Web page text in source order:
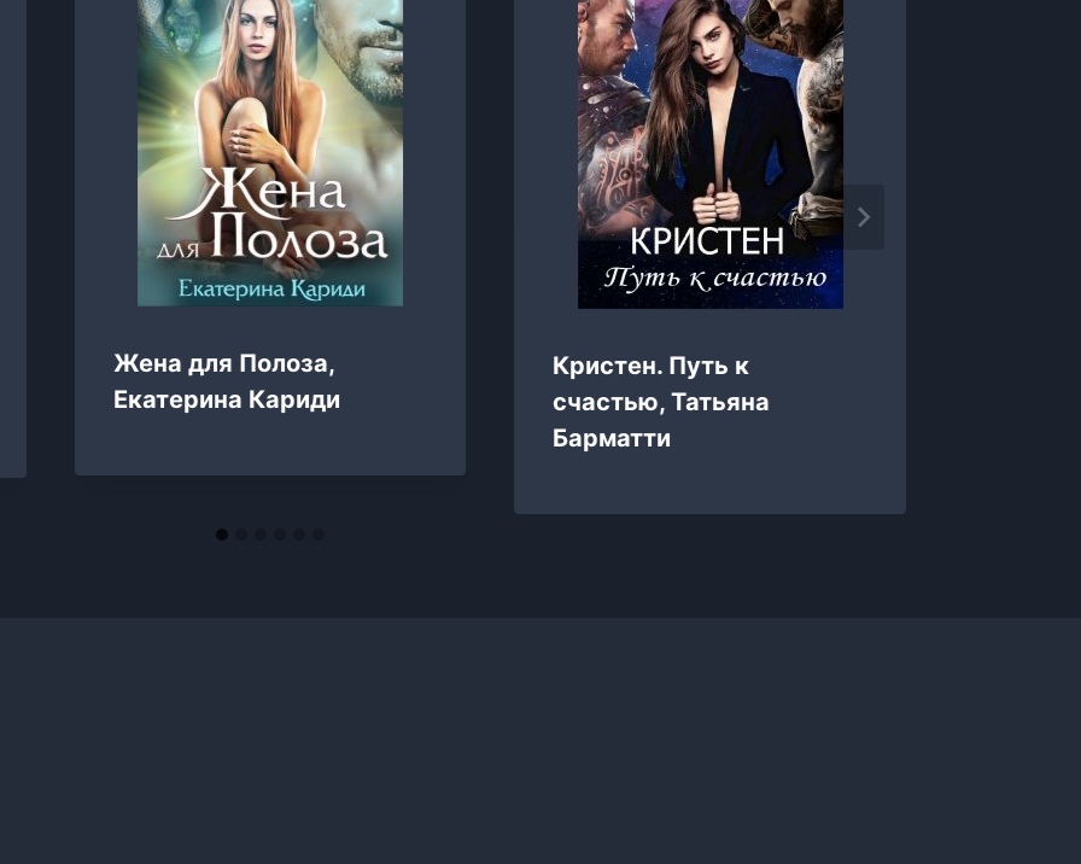
Жена для Полоза,
Екатерина Кариди
Кристен. Путь к
счастью, Татьяна
Барматти